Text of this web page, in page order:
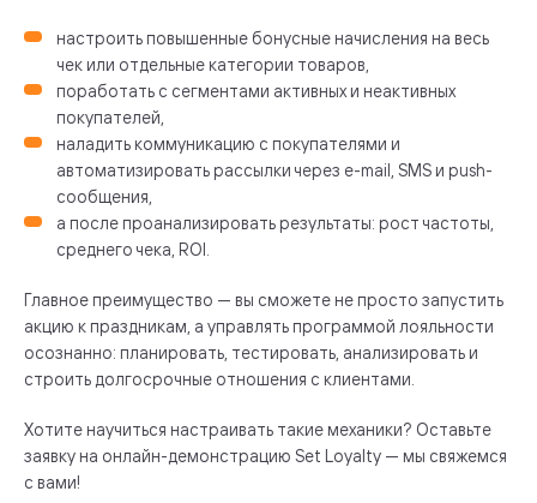
настроить повышенные бонусные начисления на весь
чек или отдельные категории товаров,
поработать с сегментами активных и неактивных
покупателей,
наладить коммуникацию с покупателями и
автоматизировать рассылки через e-mail, SMS и push-
сообщения,
а после проанализировать результаты: рост частоты,
среднего чека, ROI.
Главное преимущество — вы сможете не просто запустить
акцию к праздникам, а управлять программой лояльности
осознанно: планировать, тестировать, анализировать и
строить долгосрочные отношения с клиентами.
Хотите научиться настраивать такие механики? Оставьте
заявку на онлайн-демонстрацию Set Loyalty — мы свяжемся
с вами!